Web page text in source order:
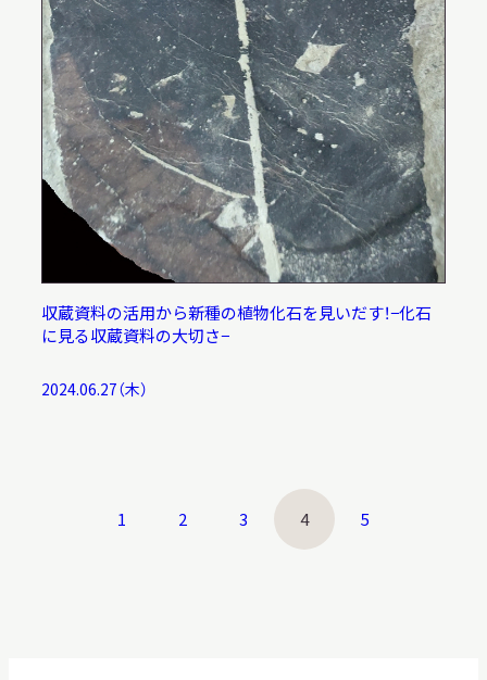
収蔵資料の活用から新種の植物化石を見いだす！−化石
に見る収蔵資料の大切さ−
2024.06.27（木）
1 2 3 4 5